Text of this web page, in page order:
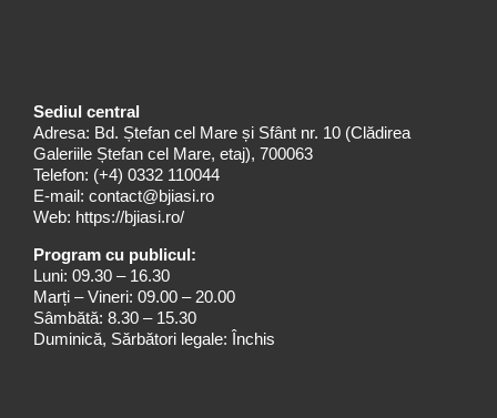
Sediul central
Adresa: Bd. Ștefan cel Mare și Sfânt nr. 10 (Clădirea
Galeriile Ștefan cel Mare, etaj), 700063
Telefon: (+4) 0332 110044
E-mail: contact@bjiasi.ro
Web: https://bjiasi.ro/
Program cu publicul:
Luni: 09.30 – 16.30
Marți – Vineri: 09.00 – 20.00
Sâmbătă: 8.30 – 15.30
Duminică, Sărbători legale: Închis